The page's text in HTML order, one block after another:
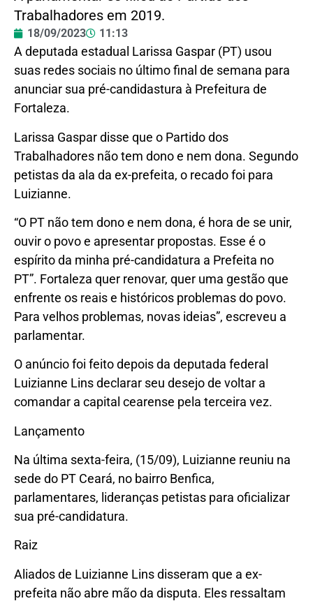
Trabalhadores em 2019.
18/09/2023 11:13
A deputada estadual Larissa Gaspar (PT) usou
suas redes sociais no último final de semana para
anunciar sua pré-candidastura à Prefeitura de
Fortaleza.
Larissa Gaspar disse que o Partido dos
Trabalhadores não tem dono e nem dona. Segundo
petistas da ala da ex-prefeita, o recado foi para
Luizianne.
“O PT não tem dono e nem dona, é hora de se unir,
ouvir o povo e apresentar propostas. Esse é o
espírito da minha pré-candidatura a Prefeita no
PT”. Fortaleza quer renovar, quer uma gestão que
enfrente os reais e históricos problemas do povo.
Para velhos problemas, novas ideias”, escreveu a
parlamentar.
O anúncio foi feito depois da deputada federal
Luizianne Lins declarar seu desejo de voltar a
comandar a capital cearense pela terceira vez.
Lançamento
Na última sexta-feira, (15/09), Luizianne reuniu na
sede do PT Ceará, no bairro Benfica,
parlamentares, lideranças petistas para oficializar
sua pré-candidatura.
Raiz
Aliados de Luizianne Lins disseram que a ex-
prefeita não abre mão da disputa. Eles ressaltam